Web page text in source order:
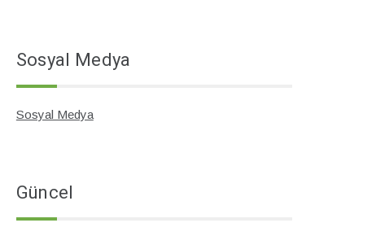
Sosyal Medya
Sosyal Medya
Güncel